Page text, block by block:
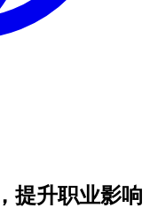
提升职业影响